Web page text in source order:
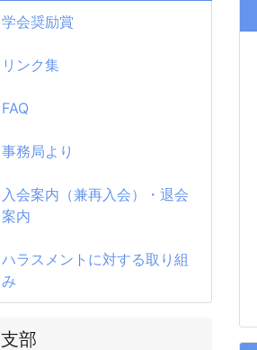
学会奨励賞
リンク集
FAQ
事務局より
入会案内（兼再入会）・退会
案内
ハラスメントに対する取り組
み
支部